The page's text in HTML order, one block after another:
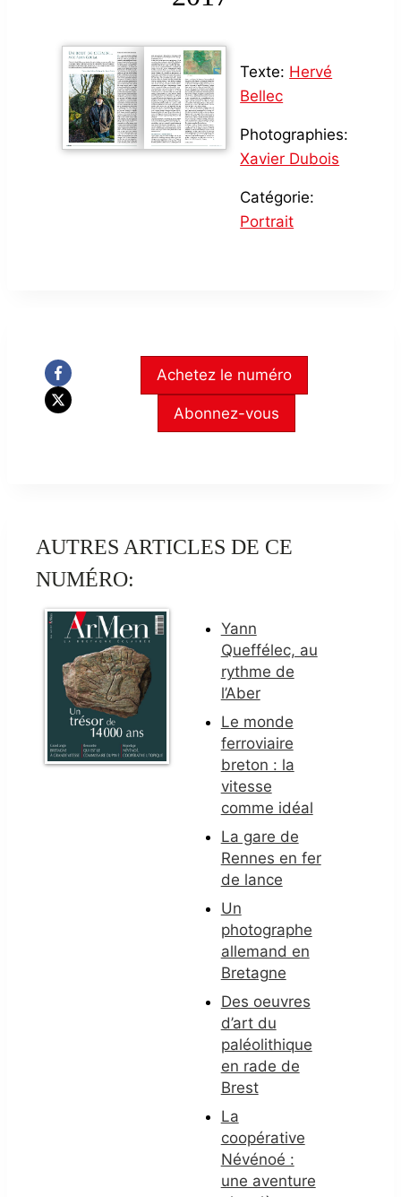
Texte: Hervé
Bellec
Photographies:
Xavier Dubois
Catégorie:
Portrait
Achetez le numéro
Abonnez-vous
AUTRES ARTICLES DE CE
NUMÉRO:
Yann
Queffélec, au
rythme de
l’Aber
Le monde
ferroviaire
breton : la
vitesse
comme idéal
La gare de
Rennes en fer
de lance
Un
photographe
allemand en
Bretagne
Des oeuvres
d’art du
paléolithique
en rade de
Brest
La
coopérative
Névénoé :
une aventure